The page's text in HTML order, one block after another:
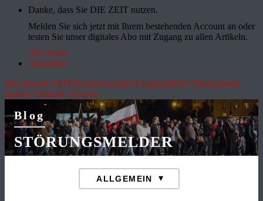
Danke, dass Sie DIE ZEIT nutzen.
Melden Sie sich jetzt mit Ihrem bestehenden Account an oder
testen Sie unser digitales Abo mit Zugang zu allen Artikeln.
Abo testen
Anmelden
Die aktuelle ZEITDrohnenvorfall in LeipzigHitze"Deutschland
spricht"Aktuelle Themen
Blog
STÖRUNGSMELDER